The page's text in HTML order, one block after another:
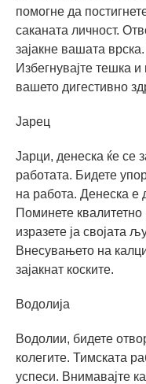
помогне да
саканата личност.
зајакне вашата
Избегнувајте тешка
вашето дигестивно
Јарец
Јарци, денеска ќе се
работата. Бидете
на работа. Денеска е
Поминете
изразете ја својата
Внесувањето на
зајакнат коските.
Водолија
Водолии, бидете
колегите. Тимската
успеси. Внимавајте